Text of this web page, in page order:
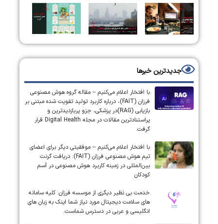
جدیدترین خبرها
با افتخار اعلام می‌کنیم – مقاله گروه هوش مصنوعی
فرزان (FAIT)، درباره کاربرد تولید تقویت شده مبتنی بر
بازیابی (RAG)در پزشکی، جزو پربازدیدترین و
پراستنادترین مقالات در مجله Digital Health قرار
گرفت.
با افتخار اعلام می‌کنیم – موفقیتی دیگر برای اعضای
تیم هوش مصنوعی فرزان (FAIT): دریافت گرنت
بین‌المللی در زمینه کاربرد هوش مصنوعی در آسم
کودکان
خدمت بی نظیر دیگری از موسسه فرزان: کلیه سامانه
های سلامت دیجیتال مورد نیاز شما اینک به زبان های
انگلیسی و عربی در دسترس شماست.